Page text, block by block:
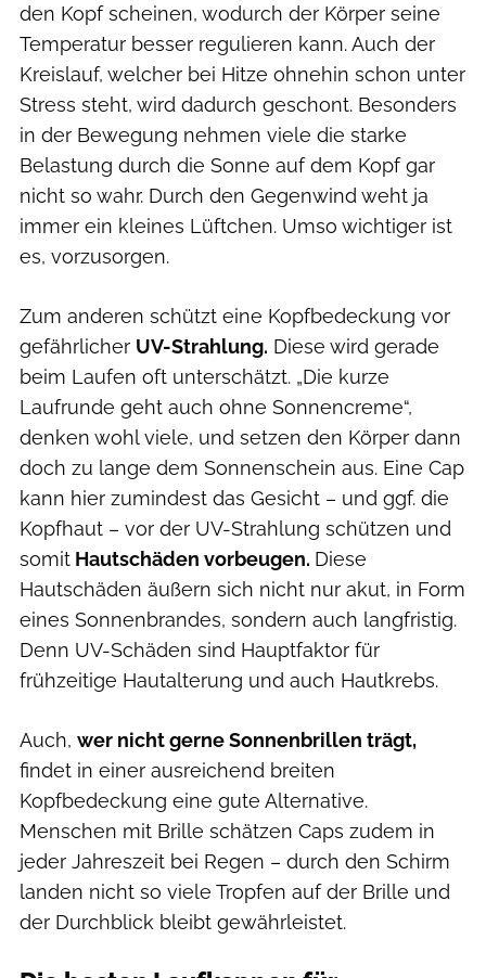
den Kopf scheinen, wodurch der Körper seine
Temperatur besser regulieren kann. Auch der
Kreislauf, welcher bei Hitze ohnehin schon unter
Stress steht, wird dadurch geschont. Besonders
in der Bewegung nehmen viele die starke
Belastung durch die Sonne auf dem Kopf gar
nicht so wahr. Durch den Gegenwind weht ja
immer ein kleines Lüftchen. Umso wichtiger ist
es, vorzusorgen.
Zum anderen schützt eine Kopfbedeckung vor
gefährlicher UV-Strahlung. Diese wird gerade
beim Laufen oft unterschätzt. „Die kurze
Laufrunde geht auch ohne Sonnencreme“,
denken wohl viele, und setzen den Körper dann
doch zu lange dem Sonnenschein aus. Eine Cap
kann hier zumindest das Gesicht – und ggf. die
Kopfhaut – vor der UV-Strahlung schützen und
somit Hautschäden vorbeugen. Diese
Hautschäden äußern sich nicht nur akut, in Form
eines Sonnenbrandes, sondern auch langfristig.
Denn UV-Schäden sind Hauptfaktor für
frühzeitige Hautalterung und auch Hautkrebs.
Auch, wer nicht gerne Sonnenbrillen trägt,
findet in einer ausreichend breiten
Kopfbedeckung eine gute Alternative.
Menschen mit Brille schätzen Caps zudem in
jeder Jahreszeit bei Regen – durch den Schirm
landen nicht so viele Tropfen auf der Brille und
der Durchblick bleibt gewährleistet.